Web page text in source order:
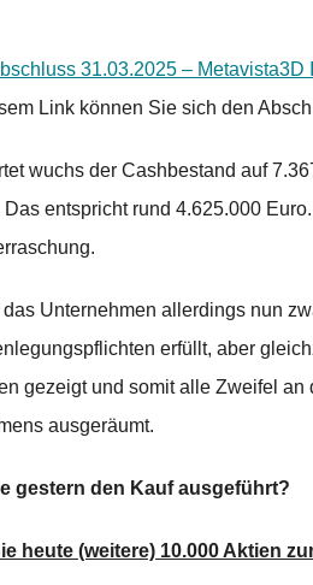
31.03.2025 – Metavista3D
Link können Sie sich den
wuchs der Cashbestand auf
Das entspricht rund 4.625.000
das Unternehmen allerdings nun
erfüllt, aber
gezeigt und somit alle Zweifel an
ausgeräumt.
gestern den Kauf ausgeführt?
heute (weitere) 10.000 Aktien